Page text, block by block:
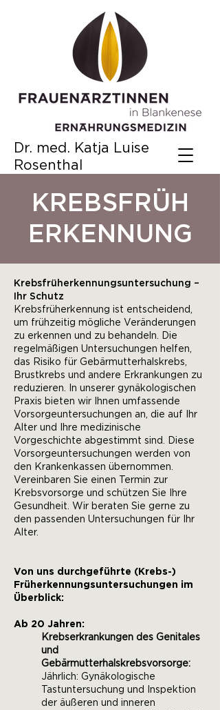
Dr. med. Katja Luise
Rosenthal
KREBSFRÜH
ERKENNUNG
Krebsfrüherkennungsuntersuchung –
Ihr Schutz
Krebsfrüherkennung ist entscheidend,
um frühzeitig mögliche Veränderungen
zu erkennen und zu behandeln. Die
regelmäßigen Untersuchungen helfen,
das Risiko für Gebärmutterhalskrebs,
Brustkrebs und andere Erkrankungen zu
reduzieren. In unserer gynäkologischen
Praxis bieten wir Ihnen umfassende
Vorsorgeuntersuchungen an, die auf Ihr
Alter und Ihre medizinische
Vorgeschichte abgestimmt sind. Diese
Vorsorgeuntersuchungen werden von
den Krankenkassen übernommen.
Vereinbaren Sie einen Termin zur
Krebsvorsorge und schützen Sie Ihre
Gesundheit. Wir beraten Sie gerne zu
den passenden Untersuchungen für Ihr
Alter.
Von uns durchgeführte (Krebs-)
Früherkennungsuntersuchungen im
Überblick:
Ab 20 Jahren:
Krebserkrankungen des Genitales
und
Gebärmutterhalskrebsvorsorge:
Jährlich: Gynäkologische
Tastuntersuchung und Inspektion
der äußeren und inneren